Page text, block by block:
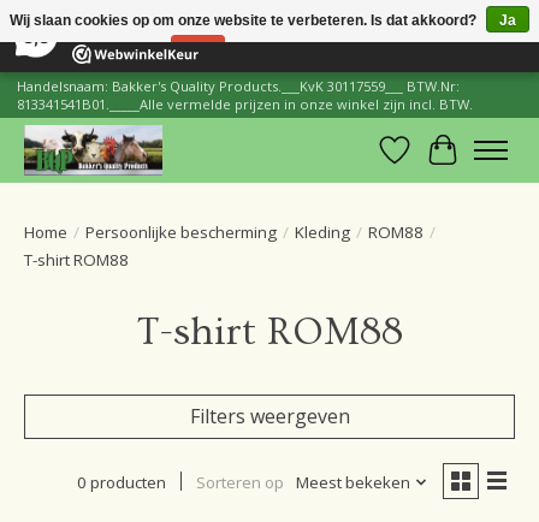
206 Reviews ×
Handelsnaam: Bakker's Quality Products.___KvK 30117559___ BTW.Nr:
813341541B01._____Alle vermelde prijzen in onze winkel zijn incl. BTW.
Verlanglijst
Home / Persoonlijke bescherming / Kleding / ROM88 /
T-shirt ROM88
T-shirt ROM88
Filters weergeven
0 producten Sorteren op Meest bekeken
Wij slaan cookies op om onze website te verbeteren. Is dat akkoord?
Ja
Nee